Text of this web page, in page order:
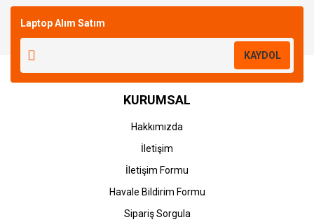
Laptop Alım Satım
KAYDOL
KURUMSAL
Hakkımızda
İletişim
İletişim Formu
Havale Bildirim Formu
Sipariş Sorgula